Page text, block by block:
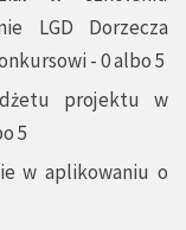
LGD Dorzecza
- 0 albo 5
projektu w
5
w aplikowaniu o